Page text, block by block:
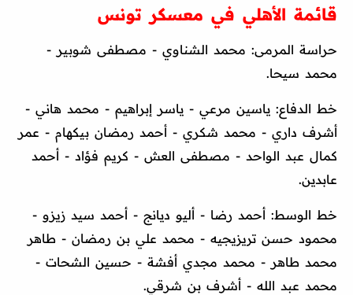
قائمة الأهلي في معسكر تونس
حراسة المرمى: محمد الشناوي - مصطفى شوبير -
محمد سيحا.
خط الدفاع: ياسين مرعي - ياسر إبراهيم - محمد هاني -
أشرف داري - محمد شكري - أحمد رمضان بيكهام - عمر
كمال عبد الواحد - مصطفى العش - كريم فؤاد - أحمد
عابدين.
خط الوسط: أحمد رضا - أليو ديانج - أحمد سيد زيزو -
محمود حسن تريزيجيه - محمد علي بن رمضان - طاهر
محمد طاهر - محمد مجدي أفشة - حسين الشحات -
محمد عبد الله - أشرف بن شرقي.